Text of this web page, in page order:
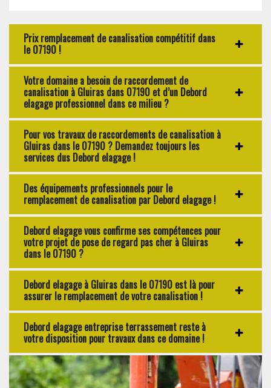
Prix remplacement de canalisation compétitif dans
le 07190 !
Votre domaine a besoin de raccordement de
canalisation à Gluiras dans 07190 et d’un Debord
elagage professionnel dans ce milieu ?
Pour vos travaux de raccordements de canalisation à
Gluiras dans le 07190 ? Demandez toujours les
services dus Debord elagage !
Des équipements professionnels pour le
remplacement de canalisation par Debord elagage !
Debord elagage vous confirme ses compétences pour
votre projet de pose de regard pas cher à Gluiras
dans le 07190 ?
Debord elagage à Gluiras dans le 07190 est là pour
assurer le remplacement de votre canalisation !
Debord elagage entreprise terrassement reste à
votre disposition pour travaux dans ce domaine !